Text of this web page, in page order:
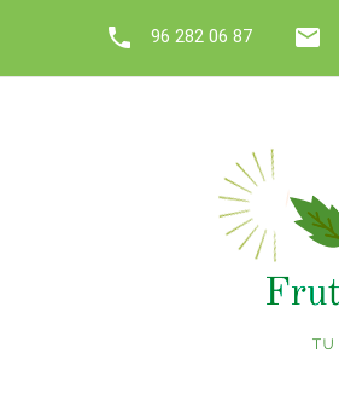
 96 282 06 87 